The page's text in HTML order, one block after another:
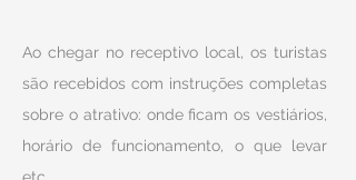
Ao chegar no receptivo local, os turistas
são recebidos com instruções completas
sobre o atrativo: onde ficam os vestiários,
horário de funcionamento, o que levar